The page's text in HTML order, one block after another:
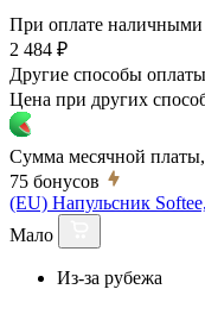
При оплате наличными
2 484 ₽
Другие способы оплаты
Цена при других
Сумма месячной платы,
75 бонусов
(EU) Напульсник
Мало
Из-за рубежа